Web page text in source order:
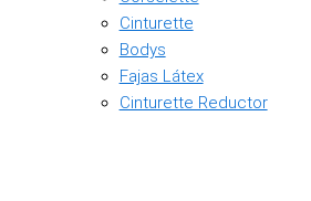
Cinturette
Bodys
Fajas Látex
Cinturette Reductor